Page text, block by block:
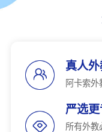
真人外
阿卡索外
严选
所有外教